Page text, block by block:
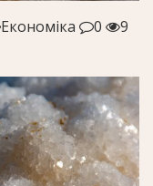
Економіка 0 9